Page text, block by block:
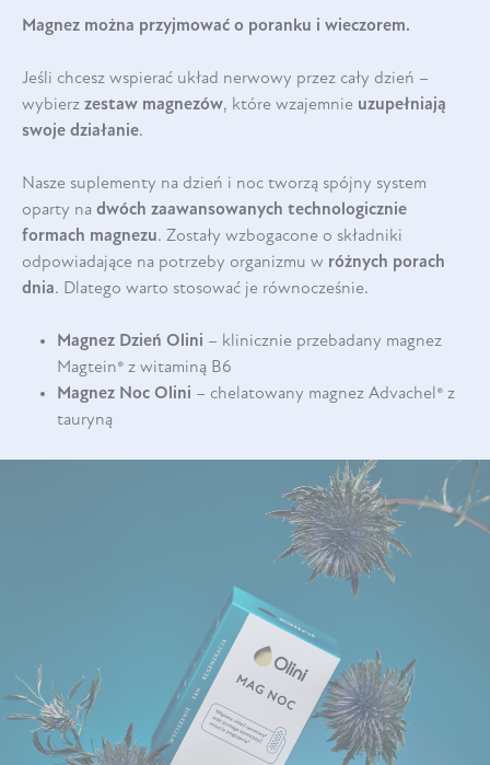
Magnez można przyjmować o poranku i wieczorem.
Jeśli chcesz wspierać układ nerwowy przez cały dzień –
wybierz zestaw magnezów, które wzajemnie uzupełniają
swoje działanie.
Nasze suplementy na dzień i noc tworzą spójny system
oparty na dwóch zaawansowanych technologicznie
formach magnezu. Zostały wzbogacone o składniki
odpowiadające na potrzeby organizmu w różnych porach
dnia. Dlatego warto stosować je równocześnie.
Magnez Dzień Olini – klinicznie przebadany magnez
Magtein® z witaminą B6
Magnez Noc Olini – chelatowany magnez Advachel® z
tauryną